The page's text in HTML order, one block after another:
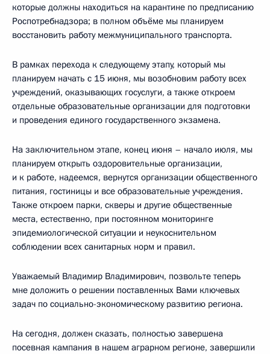
которые должны находиться на карантине по предписанию
Роспотребнадзора; в полном объёме мы планируем
восстановить работу межмуниципального транспорта.
В рамках перехода к следующему этапу, который мы
планируем начать с 15 июня, мы возобновим работу всех
учреждений, оказывающих госуслуги, а также откроем
отдельные образовательные организации для подготовки
и проведения единого государственного экзамена.
На заключительном этапе, конец июня – начало июля, мы
планируем открыть оздоровительные организации,
и к работе, надеемся, вернутся организации общественного
питания, гостиницы и все образовательные учреждения.
Также откроем парки, скверы и другие общественные
места, естественно, при постоянном мониторинге
эпидемиологической ситуации и неукоснительном
соблюдении всех санитарных норм и правил.
Уважаемый Владимир Владимирович, позвольте теперь
мне доложить о решении поставленных Вами ключевых
задач по социально-экономическому развитию региона.
На сегодня, должен сказать, полностью завершена
посевная кампания в нашем аграрном регионе, завершили